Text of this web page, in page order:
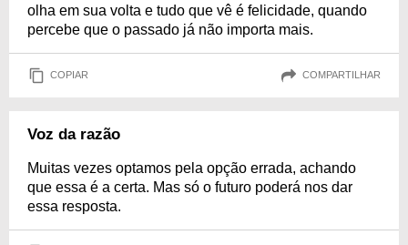
olha em sua volta e tudo que vê é felicidade, quando
percebe que o passado já não importa mais.
COPIAR COMPARTILHAR
Voz da razão
Muitas vezes optamos pela opção errada, achando
que essa é a certa. Mas só o futuro poderá nos dar
essa resposta.